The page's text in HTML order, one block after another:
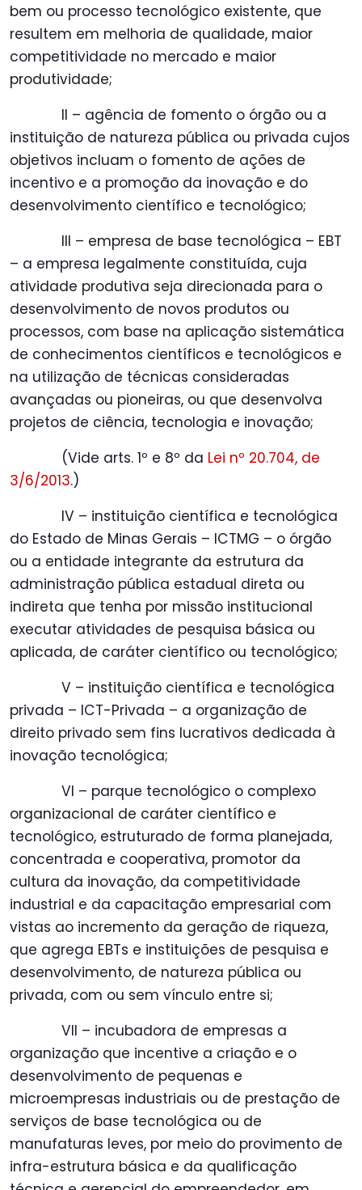
bem ou processo tecnológico existente, que
resultem em melhoria de qualidade, maior
competitividade no mercado e maior
produtividade;
II – agência de fomento o órgão ou a
instituição de natureza pública ou privada cujos
objetivos incluam o fomento de ações de
incentivo e a promoção da inovação e do
desenvolvimento científico e tecnológico;
III – empresa de base tecnológica – EBT
– a empresa legalmente constituída, cuja
atividade produtiva seja direcionada para o
desenvolvimento de novos produtos ou
processos, com base na aplicação sistemática
de conhecimentos científicos e tecnológicos e
na utilização de técnicas consideradas
avançadas ou pioneiras, ou que desenvolva
projetos de ciência, tecnologia e inovação;
(Vide arts. 1º e 8º da Lei nº 20.704, de
3/6/2013.)
IV – instituição científica e tecnológica
do Estado de Minas Gerais – ICTMG – o órgão
ou a entidade integrante da estrutura da
administração pública estadual direta ou
indireta que tenha por missão institucional
executar atividades de pesquisa básica ou
aplicada, de caráter científico ou tecnológico;
V – instituição científica e tecnológica
privada – ICT-Privada – a organização de
direito privado sem fins lucrativos dedicada à
inovação tecnológica;
VI – parque tecnológico o complexo
organizacional de caráter científico e
tecnológico, estruturado de forma planejada,
concentrada e cooperativa, promotor da
cultura da inovação, da competitividade
industrial e da capacitação empresarial com
vistas ao incremento da geração de riqueza,
que agrega EBTs e instituições de pesquisa e
desenvolvimento, de natureza pública ou
privada, com ou sem vínculo entre si;
VII – incubadora de empresas a
organização que incentive a criação e o
desenvolvimento de pequenas e
microempresas industriais ou de prestação de
serviços de base tecnológica ou de
manufaturas leves, por meio do provimento de
infra-estrutura básica e da qualificação